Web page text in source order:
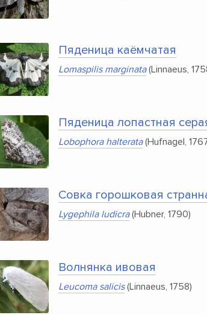
Пяденица каёмчатая
Lomaspilis marginata(Linnaeus,
Пяденица лопастная
Lobophora halterata(Hufnagel,
Совка горошковая
Lygephila ludicra(Hubner, 1790)
Волнянка ивовая
Leucoma salicis(Linnaeus, 1758)